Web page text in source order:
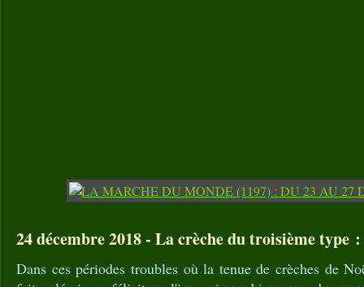
24 décembre 2018 - La crèche du troisième
Dans ces périodes troubles où la tenue de crèches de